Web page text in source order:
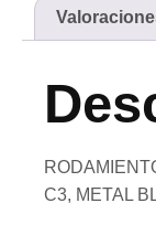
C3, METAL